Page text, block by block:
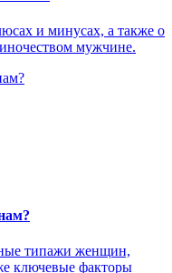
и минусах, а также о
мужчине.
типажи женщин,
ключевые факторы